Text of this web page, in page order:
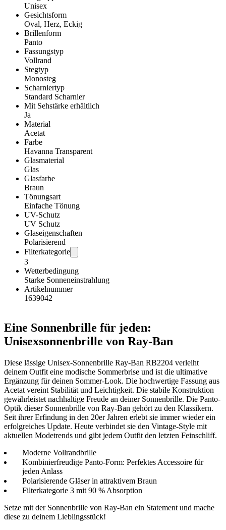
Unisex
Gesichtsform
Oval, Herz, Eckig
Brillenform
Panto
Fassungstyp
Vollrand
Stegtyp
Monosteg
Scharniertyp
Standard Scharnier
Mit Sehstärke erhältlich
Ja
Material
Acetat
Farbe
Havanna Transparent
Glasmaterial
Glas
Glasfarbe
Braun
Tönungsart
Einfache Tönung
UV-Schutz
UV Schutz
Glaseigenschaften
Polarisierend
Filterkategorie
3
Wetterbedingung
Starke Sonneneinstrahlung
Artikelnummer
1639042
Eine Sonnenbrille für jeden:
Unisexsonnenbrille von Ray-Ban
Diese lässige Unisex-Sonnenbrille Ray-Ban RB2204 verleiht
deinem Outfit eine modische Sommerbrise und ist die ultimative
Ergänzung für deinen Sommer-Look. Die hochwertige Fassung aus
Acetat vereint Stabilität und Leichtigkeit. Die stabile Konstruktion
gewährleistet nachhaltige Freude an deiner Sonnenbrille. Die Panto-
Optik dieser Sonnenbrille von Ray-Ban gehört zu den Klassikern.
Seit ihrer Erfindung in den 20er Jahren erlebt sie immer wieder ein
erfolgreiches Update. Heute verbindet sie den Vintage-Style mit
aktuellen Modetrends und gibt jedem Outfit den letzten Feinschliff.
Moderne Vollrandbrille
Kombinierfreudige Panto-Form: Perfektes Accessoire für
jeden Anlass
Polarisierende Gläser in attraktivem Braun
Filterkategorie 3 mit 90 % Absorption
Setze mit der Sonnenbrille von Ray-Ban ein Statement und mache
diese zu deinem Lieblingsstück!